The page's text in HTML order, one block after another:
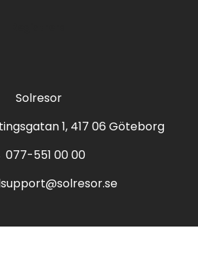
Solresor
1, 417 06 Göteborg
077-551 00 00